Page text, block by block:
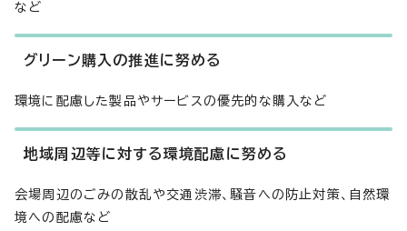
など
グリーン購入の推進に努める
環境に配慮した製品やサービスの優先的な購入など
地域周辺等に対する環境配慮に努める
会場周辺のごみの散乱や交通渋滞、騒音への防止対策、自然環
境への配慮など